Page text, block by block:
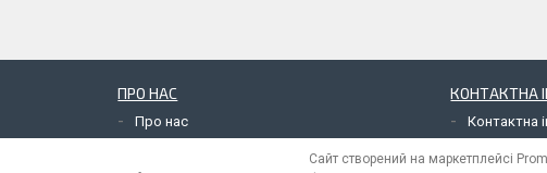
ПРО НАС
Про нас
КОНТАКТНА
Контактна
Сайт створений на маркетплейсі